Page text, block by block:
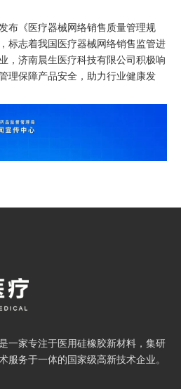
布《医疗器械网络销售质量管理规
标志着我国医疗器械网络销售监管进
，济南晨生医疗科技有限公司积极响
理保障产品安全，助力行业健康发
一家专注于医用硅橡胶新材料，集研
服务于一体的国家级高新技术企业。